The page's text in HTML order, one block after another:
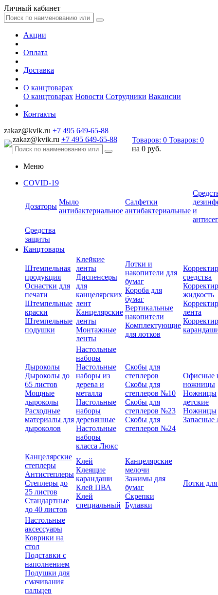
Личный кабинет
Акции
Оплата
Доставка
О канцтоварах
О канцтоварах Новости Сотрудники Вакансии
Контакты
zakaz@kvik.ru +7 495 649-65-88
zakaz@kvik.ru +7 495 649-65-88 Товаров: 0 Товаров: 0
на 0 руб.
Меню
COVID-19
Дозаторы
Мыло
антибактериальное
Салфетки
антибактериальные и
Средства
защиты
Канцтовары
Штемпельная
продукция
Оснастки для
печати
Штемпельные
краски
Штемпельные
подушки
Клейкие
ленты
Диспенсеры
для
канцелярских
лент
Канцелярские
ленты
Монтажные
ленты
Лотки и
накопители для
бумаг
Короба для
бумаг
Вертикальные
накопители
Комплектующие
для лотков
средства
жидкость
лента
Дыроколы
Дыроколы до
65 листов
Мощные
дыроколы
Расходные
материалы для
дыроколов
Настольные
наборы
Настольные
наборы из
дерева и
металла
Настольные
наборы
деревянные
Настольные
наборы
класса Люкс
Скобы для
степлеров
Скобы для
степлеров №10
Скобы для
степлеров №23
Скобы для
степлеров №24
Офисные
ножницы
Ножницы
детские
Ножницы
Запасные
Канцелярские
степлеры
Антистеплеры
Степлеры до
25 листов
Стандартные
до 40 листов
Клей
Клеящие
карандаши
Клей ПВА
Клей
специальный
Канцелярские
мелочи
Зажимы для
бумаг
Скрепки
Булавки
Лотки
Настольные
аксессуары
Коврики на
стол
Подставки с
наполнением
Подушки для
смачивания
пальцев